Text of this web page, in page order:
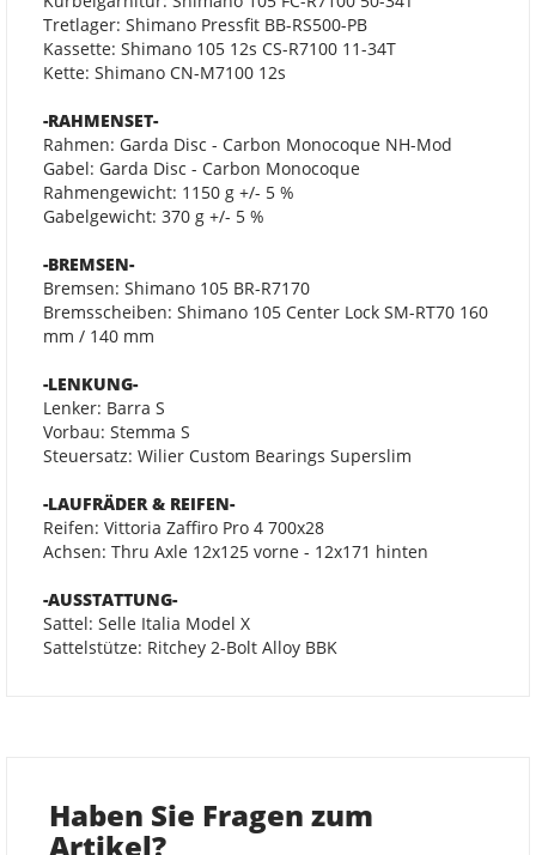
Tretlager: Shimano Pressfit BB-RS500-PB
Kassette: Shimano 105 12s CS-R7100 11-34T
Kette: Shimano CN-M7100 12s
-RAHMENSET-
Rahmen: Garda Disc - Carbon Monocoque NH-Mod
Gabel: Garda Disc - Carbon Monocoque
Rahmengewicht: 1150 g +/- 5 %
Gabelgewicht: 370 g +/- 5 %
-BREMSEN-
Bremsen: Shimano 105 BR-R7170
Bremsscheiben: Shimano 105 Center Lock SM-RT70 160
mm / 140 mm
-LENKUNG-
Lenker: Barra S
Vorbau: Stemma S
Steuersatz: Wilier Custom Bearings Superslim
-LAUFRÄDER & REIFEN-
Reifen: Vittoria Zaffiro Pro 4 700x28
Achsen: Thru Axle 12x125 vorne - 12x171 hinten
-AUSSTATTUNG-
Sattel: Selle Italia Model X
Sattelstütze: Ritchey 2-Bolt Alloy BBK
Haben Sie Fragen zum
Artikel?